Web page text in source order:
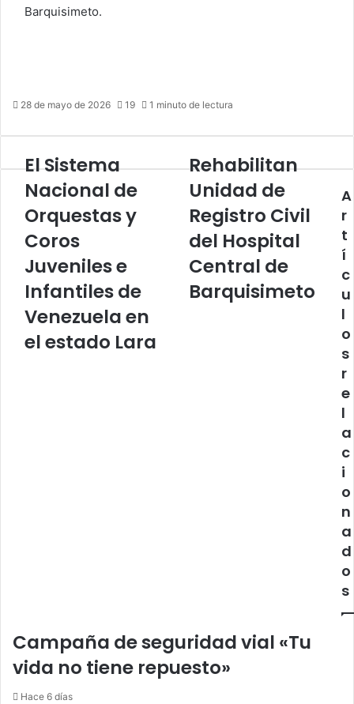
Barquisimeto.
28 de mayo de 2026 19 1 minuto de lectura
El
Nacional
de
Orquestas
y
Coros
Juveniles
Infantiles
de
Venezuela
El Sistema
Nacional de
Orquestas y
Coros
Juveniles e
Infantiles de
Venezuela en
el estado Lara
Rehabilitan
de
Registro
Civil
del
Hospital
Central
de
Rehabilitan
Unidad de
Registro Civil
del Hospital
Central de
Barquisimeto
A
r
t
í
c
u
l
o
s
r
e
l
a
c
i
o
n
a
d
o
s
Campaña de seguridad vial «Tu
vida no tiene repuesto»
Hace 6 días